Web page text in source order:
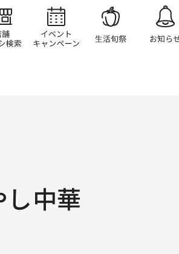
店舗/チラシ検索イベント/キャンペーン
生活旬祭
し中華